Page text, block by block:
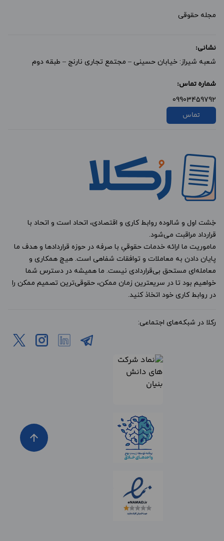
مجله حقوقی
نشانی:
شعبه شیراز: خیابان حسینی – مجتمع تجاری نارنج – طبقه دوم
شماره تماس:
09903459792
تماس
خِشت اول و شالوده روابط کاری و اقتصادی، اتحاد است و اتحاد با
قرارداد مراقبت می‌شود.
ماموریت ما ارائه خدمات حقوقیِ با صرفه در حوزه قراردادها و هدف ما
پایان دادن به معاملات و توافقات شفاهی است. هیچ همکاری و
معامله‌ای مستحق بی‌قراردادی نیست. ما همیشه در دسترس شما
خواهیم بود تا در سریعترین زمان ممکن، حقوقی‌ترین تصمیم ممکن را
در روابط کاری خود اتخاذ کنید.
رکلا در شبکه‌های اجتماعی:
arrow_upward